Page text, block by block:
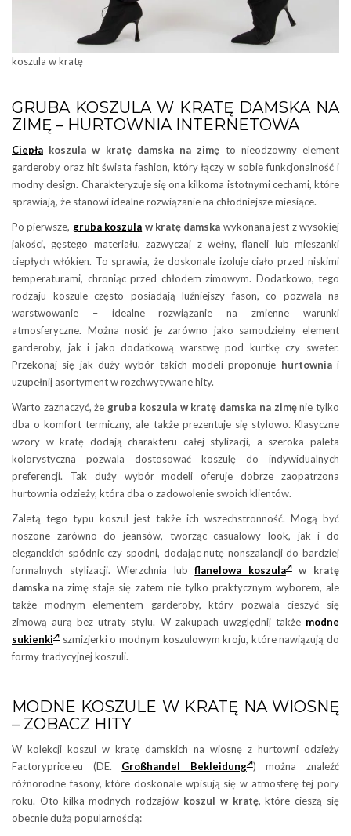
koszula w kratę
GRUBA KOSZULA W KRATĘ DAMSKA NA
ZIMĘ – HURTOWNIA INTERNETOWA
Ciepła koszula w kratę damska na zimę to nieodzowny element
garderoby oraz hit świata fashion, który łączy w sobie funkcjonalność i
modny design. Charakteryzuje się ona kilkoma istotnymi cechami, które
sprawiają, że stanowi idealne rozwiązanie na chłodniejsze miesiące.
Po pierwsze, gruba koszula w kratę damska wykonana jest z wysokiej
jakości, gęstego materiału, zazwyczaj z wełny, flaneli lub mieszanki
ciepłych włókien. To sprawia, że doskonale izoluje ciało przed niskimi
temperaturami, chroniąc przed chłodem zimowym. Dodatkowo, tego
rodzaju koszule często posiadają luźniejszy fason, co pozwala na
warstwowanie – idealne rozwiązanie na zmienne warunki
atmosferyczne. Można nosić je zarówno jako samodzielny element
garderoby, jak i jako dodatkową warstwę pod kurtkę czy sweter.
Przekonaj się jak duży wybór takich modeli proponuje hurtowniai
uzupełnij asortyment w rozchwytywane hity.
Warto zaznaczyć, żegruba koszula w kratę damska na zimęnie tylko
dba o komfort termiczny, ale także prezentuje się stylowo. Klasyczne
wzory w kratę dodają charakteru całej stylizacji, a szeroka paleta
kolorystyczna pozwala dostosować koszulę do indywidualnych
preferencji. Tak duży wybór modeli oferuje dobrze zaopatrzona
hurtownia odzieży, która dba o zadowolenie swoich klientów.
Zaletą tego typu koszul jest także ich wszechstronność. Mogą być
noszone zarówno do jeansów, tworząc casualowy look, jak i do
eleganckich spódnic czy spodni, dodając nutę nonszalancji do bardziej
formalnych stylizacji. Wierzchnia lubflanelowa koszula w kratę
damska na zimę staje się zatem nie tylko praktycznym wyborem, ale
także modnym elementem garderoby, który pozwala cieszyć się
zimową aurą bez utraty stylu. W zakupach uwzględnij także modne
sukienki
szmizjerki o modnym koszulowym kroju, które nawiązują do
formy tradycyjnej koszuli.
MODNE KOSZULE W KRATĘ NA WIOSNĘ
– ZOBACZ HITY
W kolekcji koszul w kratę damskich na wiosnę z hurtowni odzieży
Factoryprice.eu (DE. Großhandel Bekleidung )można znaleźć
różnorodne fasony, które doskonale wpisują się w atmosferę tej pory
roku. Oto kilka modnych rodzajów koszul w kratę, które cieszą się
obecnie dużą popularnością: